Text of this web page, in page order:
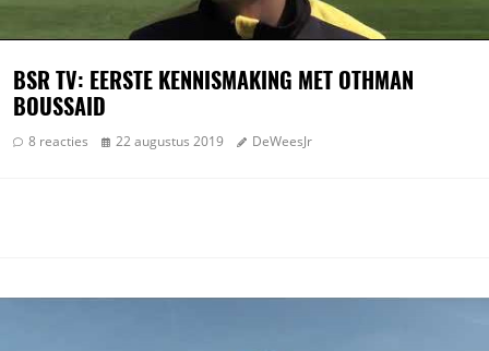
BSR TV: EERSTE KENNISMAKING MET OTHMAN
BOUSSAID
8 reacties 22 augustus 2019 DeWeesJr